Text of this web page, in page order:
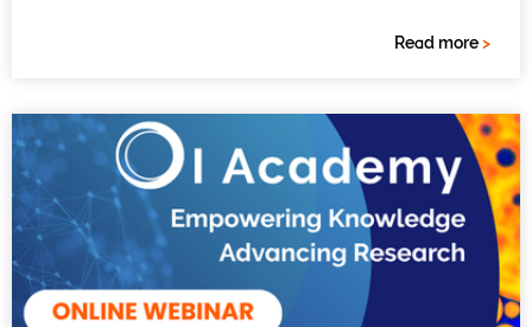
Read more>